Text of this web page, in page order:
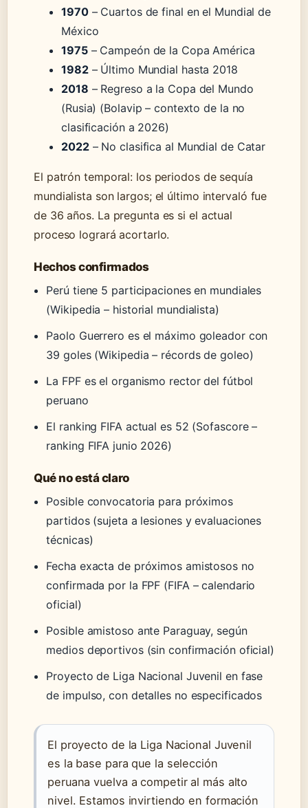
1970– Cuartos de final en el Mundial de
México
1975– Campeón de la Copa América
1982– Último Mundial hasta 2018
2018 – Regreso a la Copa del Mundo
(Rusia) (Bolavip – contexto de la no
clasificación a 2026)
2022– No clasifica al Mundial de Catar
El patrón temporal: los periodos de sequía
mundialista son largos; el último intervaló fue
de 36 años. La pregunta es si el actual
proceso logrará acortarlo.
Hechos confirmados
Perú tiene 5 participaciones en mundiales
(Wikipedia – historial mundialista)
Paolo Guerrero es el máximo goleador con
39 goles (Wikipedia – récords de goleo)
La FPF es el organismo rector del fútbol
peruano
El ranking FIFA actual es 52 (Sofascore –
ranking FIFA junio 2026)
Qué no está claro
Posible convocatoria para próximos
partidos (sujeta a lesiones y evaluaciones
técnicas)
Fecha exacta de próximos amistosos no
confirmada por la FPF (FIFA – calendario
oficial)
Posible amistoso ante Paraguay, según
medios deportivos (sin confirmación oficial)
Proyecto de Liga Nacional Juvenil en fase
de impulso, con detalles no especificados
El proyecto de la Liga Nacional Juvenil
es la base para que la selección
peruana vuelva a competir al más alto
nivel. Estamos invirtiendo en formación